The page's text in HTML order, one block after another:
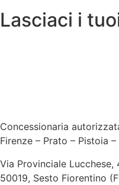
Lasciaci i
Concessionaria
Firenze – Prato – Pistoia
Via Provinciale Lucchese,
50019, Sesto Fiorentino